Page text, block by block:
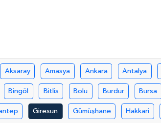
Aksaray Amasya Ankara Antalya
Bingöl Bitlis Bolu Burdur Bursa
Giresun Gümüşhane Hakkari